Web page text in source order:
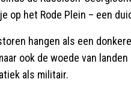
op het Rode Plein – een
hangen als een
ook de woede van
als militair.